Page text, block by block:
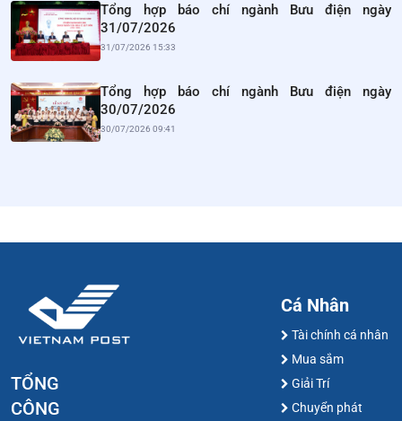
Tổng hợp báo chí ngành Bưu điện ngày
31/07/2026
31/07/2026 15:33
Tổng hợp báo chí ngành Bưu điện ngày
30/07/2026
30/07/2026 09:41
TỔNG
CÔNG
Cá Nhân
Tài chính cá nhân
Mua sắm
Giải Trí
Chuyển phát